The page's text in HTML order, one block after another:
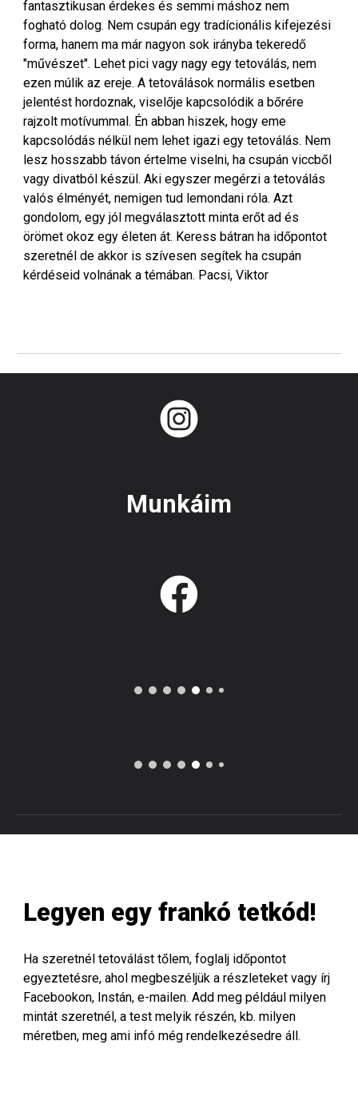
fantasztikusan érdekes és semmi máshoz nem
fogható dolog. Nem csupán egy tradícionális kifejezési
forma, hanem ma már nagyon sok irányba tekeredő
"művészet". Lehet pici vagy nagy egy tetoválás, nem
ezen múlik az ereje. A tetoválások normális esetben
jelentést hordoznak, viselője kapcsolódik a bőrére
rajzolt motívummal. Én abban hiszek, hogy eme
kapcsolódás nélkül nem lehet igazi egy tetoválás. Nem
lesz hosszabb távon értelme viselni, ha csupán viccből
vagy divatból készül. Aki egyszer megérzi a tetoválás
valós élményét, nemigen tud lemondani róla. Azt
gondolom, egy jól megválasztott minta erőt ad és
örömet okoz egy életen át. Keress bátran ha időpontot
szeretnél de akkor is szívesen segítek ha csupán
kérdéseid volnának a témában. Pacsi, Viktor
Munkáim
Legyen egy frankó tetkód!
Ha szeretnél tetoválást tőlem, foglalj időpontot
egyeztetésre, ahol megbeszéljük a részleteket vagy írj
Facebookon, Instán, e-mailen. Add meg például milyen
mintát szeretnél, a test melyik részén, kb. milyen
méretben, meg ami infó még rendelkezésedre áll.